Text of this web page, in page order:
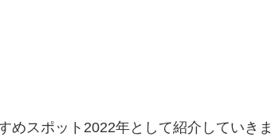
めスポット2022年として紹介していきま